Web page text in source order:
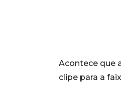
Acontece que
clipe para a